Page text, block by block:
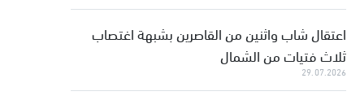
اعتقال شاب واثنين من القاصرين بشبهة اغتصاب
ثلاث فتيات من الشمال
29.07.2026